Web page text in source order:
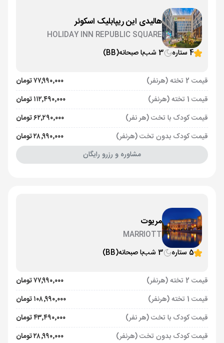
هالیدی این ریپابلیک اسکوئر
HOLIDAY INN REPUBLIC SQUARE
4 ستاره
3 شب با صبحانه(BB)
قیمت 2 تخته (هرنفر)
۷۷٬۹۹۰٬۰۰۰ تومان
قیمت 1 تخته (هرنفر)
۱۱۲٬۴۹۰٬۰۰۰ تومان
قیمت کودک با تخت (هر نفر)
۶۲٬۲۹۰٬۰۰۰ تومان
قیمت کودک بدون تخت (هرنفر)
۲۸٬۹۹۰٬۰۰۰ تومان
مشاوره و رزرو رایگان
مریوت
MARRIOTT
5 ستاره
3 شب با صبحانه(BB)
قیمت 2 تخته (هرنفر)
۷۷٬۹۹۰٬۰۰۰ تومان
قیمت 1 تخته (هرنفر)
۱۰۸٬۹۹۰٬۰۰۰ تومان
قیمت کودک با تخت (هر نفر)
۴۳٬۴۹۰٬۰۰۰ تومان
قیمت کودک بدون تخت (هرنفر)
۲۸٬۹۹۰٬۰۰۰ تومان